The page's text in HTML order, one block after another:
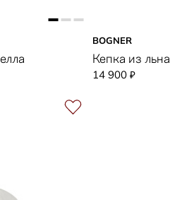
BOGNER
Кепка из льна
14 900 ₽